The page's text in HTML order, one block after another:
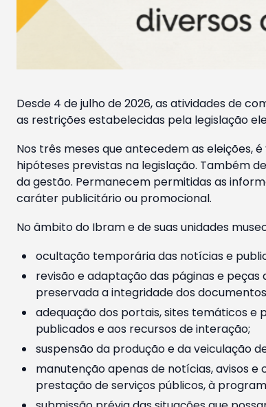
Desde 4 de julho de 2026, as atividades de
as restrições estabelecidas pela legislação
Nos três meses que antecedem as eleições,
hipóteses previstas na legislação. Também
da gestão. Permanecem permitidas as
caráter publicitário ou promocional.
No âmbito do Ibram e de suas unidades
ocultação temporária das notícias e
revisão e adaptação das páginas e
preservada a integridade dos
adequação dos portais, sites temáticos e
publicados e aos recursos de interação;
suspensão da produção e da veiculação
manutenção apenas de notícias, avisos
prestação de serviços públicos, à